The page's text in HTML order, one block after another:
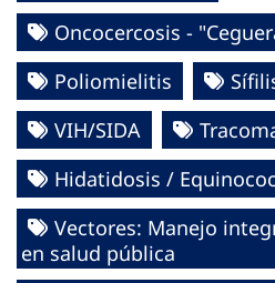
Oncocercosis -
Poliomielitis
VIH/SIDA
Hidatidosis /
Vectores: Manejo
en salud pública